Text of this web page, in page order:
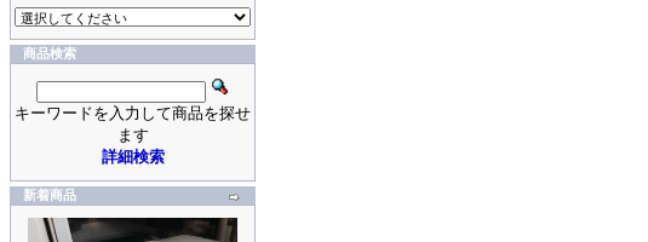
商品検索
キーワードを入力して商品を探せ
ます
詳細検索
新着商品